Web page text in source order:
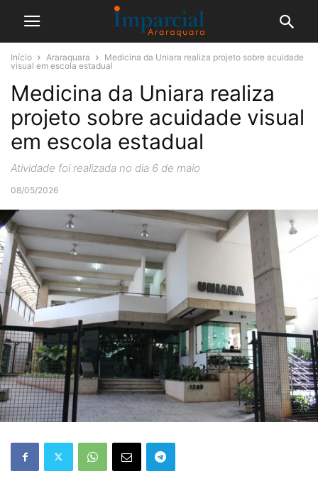
Início Araraquara
Medicina da Uniara realiza projeto sobre acuidade
visual em escola estadual
Medicina da Uniara realiza
projeto sobre acuidade visual
em escola estadual
Atividade foi realizada no dia 6 de maio
08/05/2026